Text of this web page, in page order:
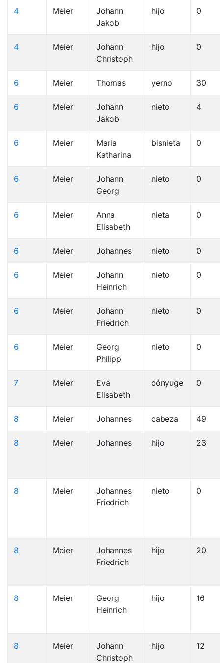
4 Meier
Johann
Jakob
hijo 0
4 Meier
Johann
Christoph
hijo 0
6 Meier Thomas yerno 30
6 Meier
Johann
Jakob
nieto 4
6 Meier
Maria
Katharina
bisnieta 0
6 Meier
Johann
Georg
nieto 0
6 Meier
Anna
Elisabeth
nieta 0
6 Meier Johannes nieto 0
6 Meier
Johann
Heinrich
nieto 0
6 Meier
Johann
Friedrich
nieto 0
6 Meier
Georg
Philipp
nieto 0
7 Meier
Eva
Elisabeth
cónyuge 0
8 Meier Johannes cabeza 49
8 Meier Johannes hijo 23
8 Meier
Johannes
Friedrich
nieto 0
8 Meier
Johannes
Friedrich
hijo 20
8 Meier
Georg
Heinrich
hijo 16
8 Meier
Johann
Christoph
hijo 12